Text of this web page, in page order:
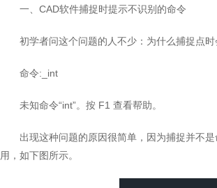
一、CAD软件捕捉时提示不识别的命令
初学者问这个问题的人不少：为什么捕捉点
命令:_int
未知命令“int”。按 F1 查看帮助。
出现这种问题的原因很简单，因为捕捉并不
用，如下图所示。